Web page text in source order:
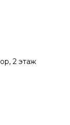
2 этаж